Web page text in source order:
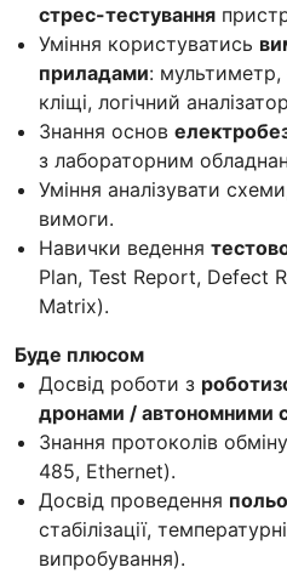
стрес-тестування
Уміння користуватись
приладами: мультиметр,
кліщі, логічний
Знання основ
з лабораторним
Уміння аналізувати
вимоги.
Навички ведення
Plan, Test Report, Defect
Matrix).
Буде плюсом
Досвід роботи з
дронами / автономними
Знання протоколів
485, Ethernet).
Досвід проведення
стабілізації,
випробування).